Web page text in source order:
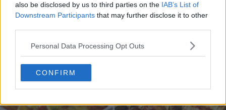
also be disclosed by us to third parties on the IAB’s List of
Downstream Participants that may further disclose it to other
Personal Data Processing Opt Outs
CONFIRM